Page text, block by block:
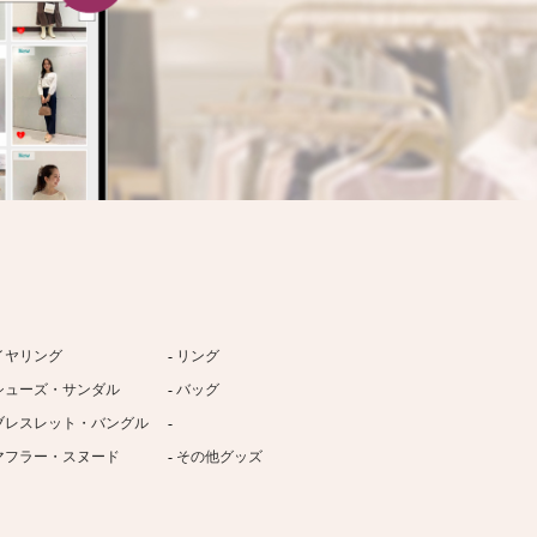
ヤリング
リング
ューズ・サンダル
バッグ
レスレット・バングル
フラー・スヌード
その他グッズ